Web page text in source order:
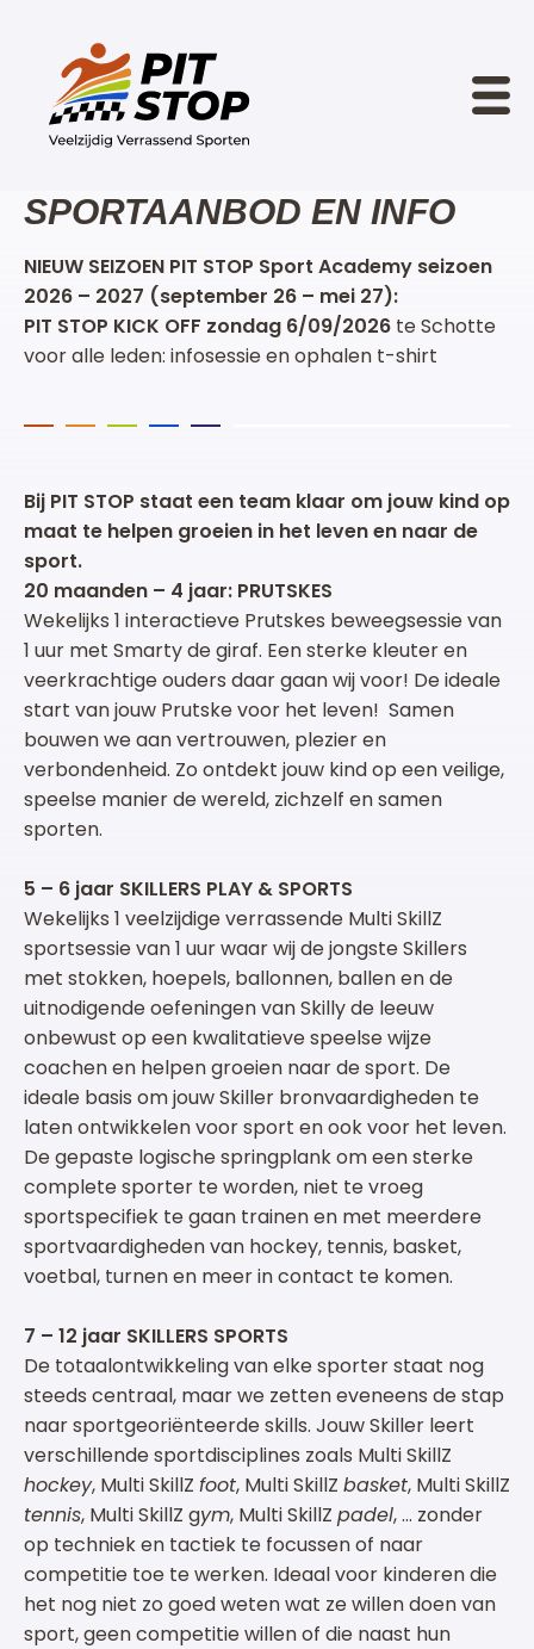
SPORTAANBOD EN INFO
NIEUW SEIZOEN PIT STOP Sport Academy seizoen
2026 – 2027 (september 26 – mei 27):
PIT STOP KICK OFF zondag 6/09/2026 te Schotte
voor alle leden: infosessie en ophalen t-shirt
Bij PIT STOP staat een team klaar om jouw kind op
maat te helpen groeien in het leven en naar de
sport.
20 maanden – 4 jaar: PRUTSKES
Wekelijks 1 interactieve Prutskes beweegsessie van
1 uur met Smarty de giraf. Een sterke kleuter en
veerkrachtige ouders daar gaan wij voor! De ideale
start van jouw Prutske voor het leven! Samen
bouwen we aan vertrouwen, plezier en
verbondenheid. Zo ontdekt jouw kind op een veilige,
speelse manier de wereld, zichzelf en samen
sporten.
5 – 6 jaar SKILLERS PLAY & SPORTS
Wekelijks 1 veelzijdige verrassende Multi SkillZ
sportsessie van 1 uur waar wij de jongste Skillers
met stokken, hoepels, ballonnen, ballen en de
uitnodigende oefeningen van Skilly de leeuw
onbewust op een kwalitatieve speelse wijze
coachen en helpen groeien naar de sport. De
ideale basis om jouw Skiller bronvaardigheden te
laten ontwikkelen voor sport en ook voor het leven.
De gepaste logische springplank om een sterke
complete sporter te worden, niet te vroeg
sportspecifiek te gaan trainen en met meerdere
sportvaardigheden van hockey, tennis, basket,
voetbal, turnen en meer in contact te komen.
7 – 12 jaar SKILLERS SPORTS
De totaalontwikkeling van elke sporter staat nog
steeds centraal, maar we zetten eveneens de stap
naar sportgeoriënteerde skills. Jouw Skiller leert
verschillende sportdisciplines zoals Multi SkillZ
hockey, Multi SkillZ foot, Multi SkillZ basket, Multi SkillZ
tennis, Multi SkillZ gym, Multi SkillZ padel, … zonder
op techniek en tactiek te focussen of naar
competitie toe te werken. Ideaal voor kinderen die
het nog niet zo goed weten wat ze willen doen van
sport, geen competitie willen of die naast hun